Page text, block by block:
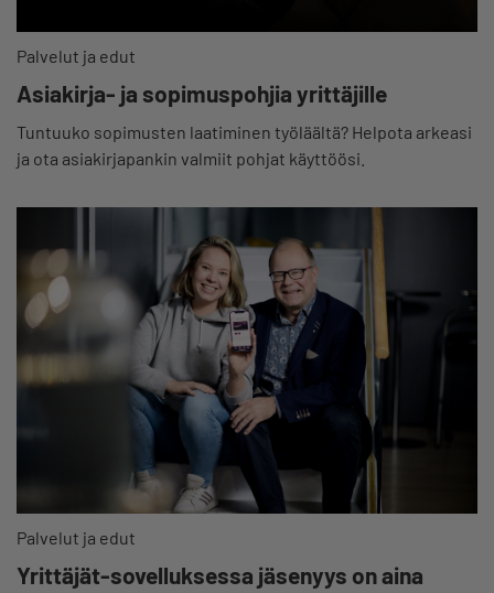
Palvelut ja edut
Asiakirja- ja sopimuspohjia yrittäjille
Tuntuuko sopimusten laatiminen työläältä? Helpota arkeasi
ja ota asiakirjapankin valmiit pohjat käyttöösi.
Palvelut ja edut
Yrittäjät-sovelluksessa jäsenyys on aina